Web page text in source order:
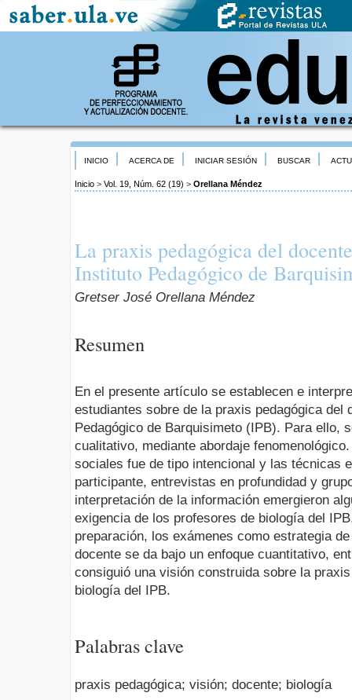
INICIO ACERCA DE INICIAR SESIÓN BUSCAR
Inicio > Vol. 19, Núm. 62 (19) > Orellana Méndez
La praxis pedagógica del
Instituto Pedagógico de
Gretser José Orellana Méndez
Resumen
En el presente artículo se establecen e
estudiantes sobre de la praxis pedagógica del
Pedagógico de Barquisimeto (IPB). Para ello,
cualitativo, mediante abordaje
sociales fue de tipo intencional y las técnicas
participante, entrevistas en profundidad y
interpretación de la información emergieron
exigencia de los profesores de biología del
preparación, los exámenes como estrategia
docente se da bajo un enfoque cuantitativo,
consiguió una visión construida sobre la
biología del IPB.
Palabras clave
praxis pedagógica; visión; docente; biología